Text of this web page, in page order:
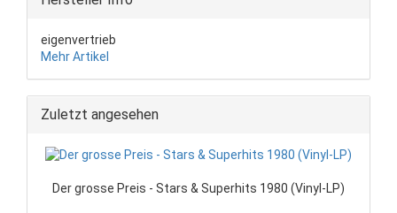
eigenvertrieb
Mehr Artikel
Zuletzt angesehen
Der grosse Preis - Stars & Superhits 1980 (Vinyl-LP)